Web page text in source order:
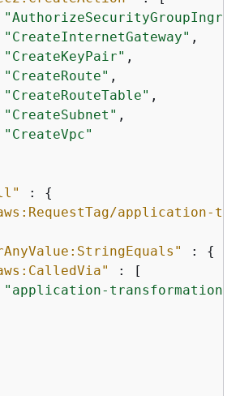
"CreateInternetGateway" ,
"CreateKeyPair" ,
"CreateRoute" ,
"CreateRouteTable" ,
"CreateSubnet" ,
"CreateVpc"
: {
application-
: {
: [
"application-